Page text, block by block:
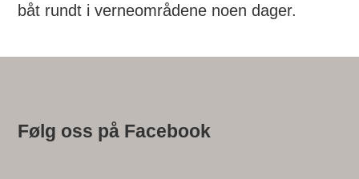
båt rundt i verneområdene noen dager.
Følg oss på Facebook